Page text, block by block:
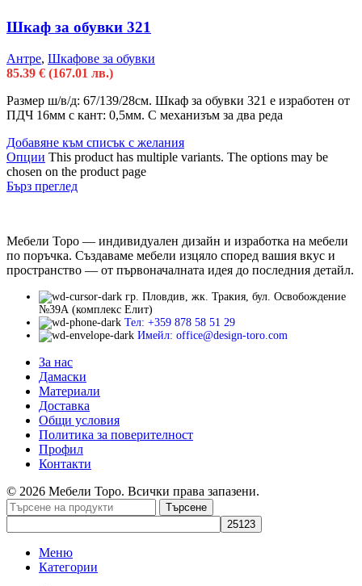
Шкаф за обувки 321
Антре, Шкафове за обувки
85.39 € (167.01 лв.)
Размер ш/в/д: 67/139/28см. Шкаф за обувки 321 е изработен от
ПДЧ 16мм с кант: 0,5мм. С механизъм за два реда
Добавяне към списък с желания
Опции This product has multiple variants. The options may be
chosen on the product page
Бърз преглед
Мебели Торо — индивидуален дизайн и изработка на мебели
по поръчка. Създаваме мебели изцяло според вашия вкус и
пространство — от първоначалната идея до последния детайл.
гр. Пловдив, жк. Тракия, бул. Освобождение
№39А (комплекс Елит)
Тел: +359 878 58 51 29
Имейл: office@design-toro.com
За нас
Дамаски
Материали
Доставка
Общи условия
Политика за поверителност
Профил
Контакти
© 2026 Мебели Торо. Всички права запазени.
Търсене
Меню
Категории